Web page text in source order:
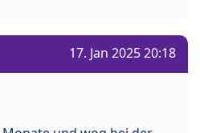
17. Jan 2025 20:18